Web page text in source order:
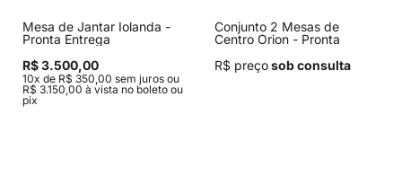
Mesa de Jantar Iolanda -
Pronta Entrega
R$ 3.500,00
10x de R$ 350,00 sem juros ou
R$ 3.150,00 à vista no boleto ou
pix
Conjunto 2 Mesas de
Centro Orion - Pronta
R$ preçosob consulta